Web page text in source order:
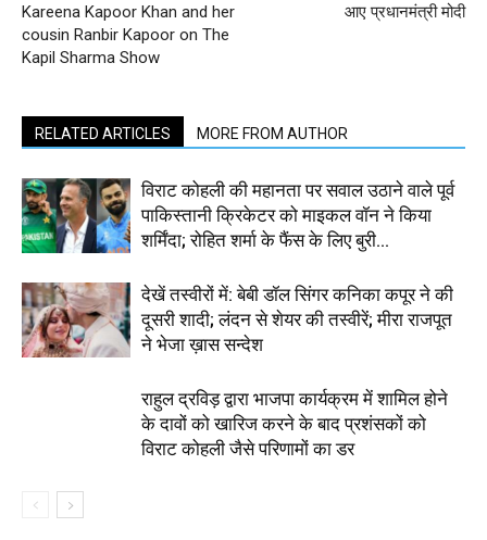
Kareena Kapoor Khan and her
cousin Ranbir Kapoor on The
Kapil Sharma Show
आए प्रधानमंत्री मोदी
RELATED ARTICLES MORE FROM AUTHOR
विराट कोहली की महानता पर सवाल उठाने वाले पूर्व
पाकिस्तानी क्रिकेटर को माइकल वॉन ने किया
शर्मिंदा; रोहित शर्मा के फैंस के लिए बुरी...
देखें तस्वीरों में: बेबी डॉल सिंगर कनिका कपूर ने की
दूसरी शादी; लंदन से शेयर की तस्वीरें; मीरा राजपूत
ने भेजा ख़ास सन्देश
राहुल द्रविड़ द्वारा भाजपा कार्यक्रम में शामिल होने
के दावों को खारिज करने के बाद प्रशंसकों को
विराट कोहली जैसे परिणामों का डर